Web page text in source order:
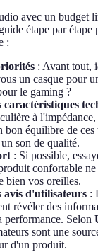
avec un budget
étape par étape
:
: Avant tout,
un casque pour
le gaming ?
caractéristiques
à
bon équilibre de ces
son de qualité.
: Si possible,
confortable
bien vos oreilles.
avis d'utilisateurs :
révéler des
performance. Selon
sont une
d'un produit.